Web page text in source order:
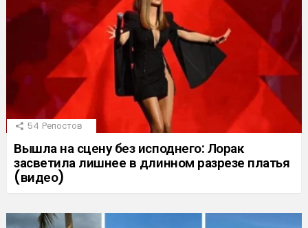
54 Репостов
Вышла на сцену без исподнего: Лорак
засветила лишнее в длинном разрезе платья
(видео)